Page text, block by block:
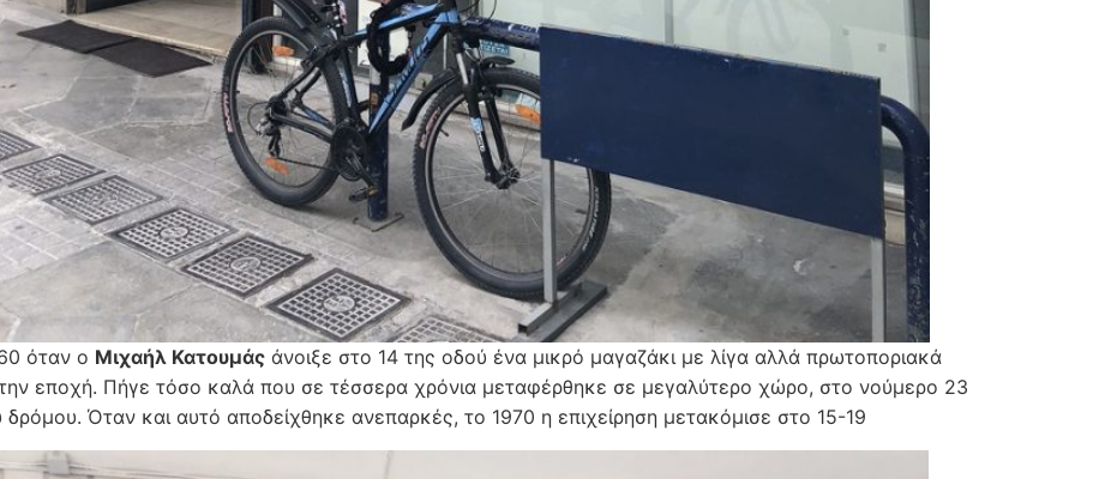
όταν ο Μιχαήλ Κατουμάς άνοιξε στο 14 της οδού ένα μικρό μαγαζάκι με λίγα αλλά πρωτοποριακά
την εποχή. Πήγε τόσο καλά που σε τέσσερα χρόνια μεταφέρθηκε σε μεγαλύτερο χώρο, στο νούμερο 23
δρόμου. Όταν και αυτό αποδείχθηκε ανεπαρκές, το 1970 η επιχείρηση μετακόμισε στο 15-19